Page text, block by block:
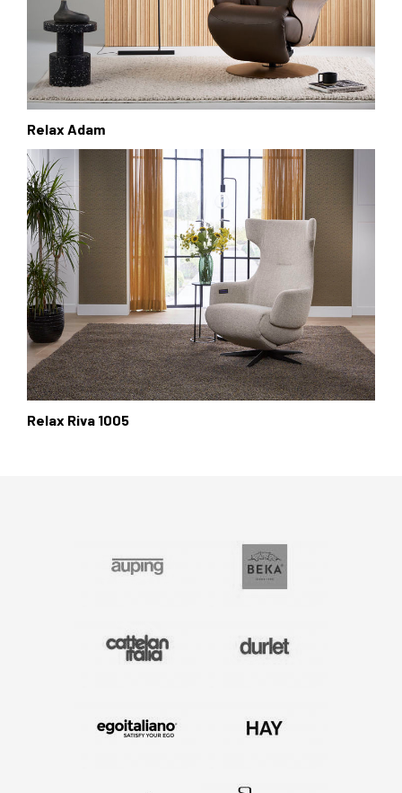
Relax Adam
Relax Riva 1005